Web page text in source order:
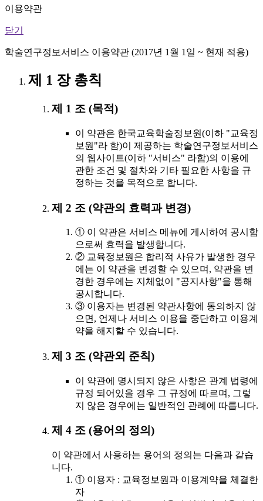
이용약관
닫기
학술연구정보서비스 이용약관 (2017년 1월 1일 ~ 현재 적용)
제 1 장 총칙
제 1 조 (목적)
이 약관은 한국교육학술정보원(이하 "교육정
보원"라 함)이 제공하는 학술연구정보서비스
의 웹사이트(이하 "서비스" 라함)의 이용에
관한 조건 및 절차와 기타 필요한 사항을 규
정하는 것을 목적으로 합니다.
제 2 조 (약관의 효력과 변경)
① 이 약관은 서비스 메뉴에 게시하여 공시함
으로써 효력을 발생합니다.
② 교육정보원은 합리적 사유가 발생한 경우
에는 이 약관을 변경할 수 있으며, 약관을 변
경한 경우에는 지체없이 "공지사항"을 통해
공시합니다.
③ 이용자는 변경된 약관사항에 동의하지 않
으면, 언제나 서비스 이용을 중단하고 이용계
약을 해지할 수 있습니다.
제 3 조 (약관외 준칙)
이 약관에 명시되지 않은 사항은 관계 법령에
규정 되어있을 경우 그 규정에 따르며, 그렇
지 않은 경우에는 일반적인 관례에 따릅니다.
제 4 조 (용어의 정의)
이 약관에서 사용하는 용어의 정의는 다음과 같습
니다.
① 이용자 : 교육정보원과 이용계약을 체결한
자